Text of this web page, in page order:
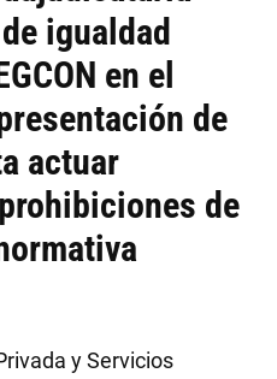
igualdad
en el
de
actuar
de
y Servicios